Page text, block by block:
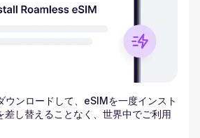
ンロードして、eSIMを一度インスト
し替えることなく、世界中でご利用